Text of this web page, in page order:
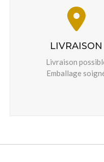
LIVRAISON
Livraison
Emballage